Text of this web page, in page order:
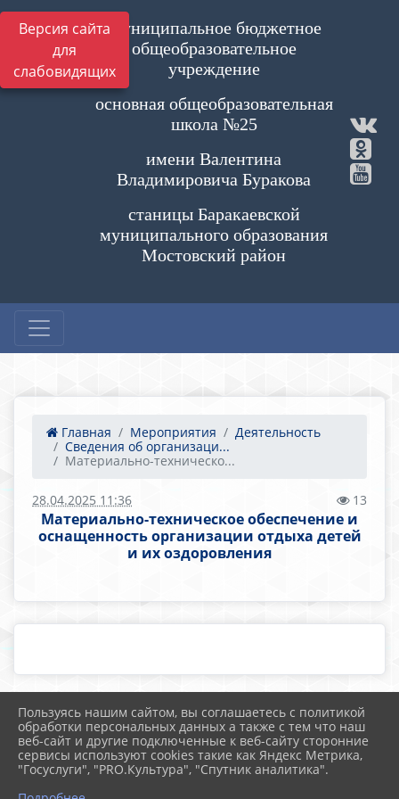
Версия сайта
для
слабовидящих
Муниципальное бюджетное
общеобразовательное
учреждение
основная общеобразовательная
школа №25
имени Валентина
Владимировича Буракова
станицы Баракаевской
муниципального образования
Мостовский район
Главная Мероприятия
Деятельность
Сведения об организаци...
Материально-техническо...
28.04.2025 11:36 13
Материально-техническое обеспечение и
оснащенность организации отдыха детей
и их оздоровления
2026 г. school25.mostobr.ru
Вход
Карта сайта
Политика обработки персональных данных
Пользуясь нашим сайтом, вы соглашаетесь с политикой
обработки персональных данных а также с тем что наш
веб-сайт и другие подключенные к веб-сайту сторонние
сервисы используют cookies такие как Яндекс Метрика,
"Госуслуги", "PRO.Культура", "Спутник аналитика".